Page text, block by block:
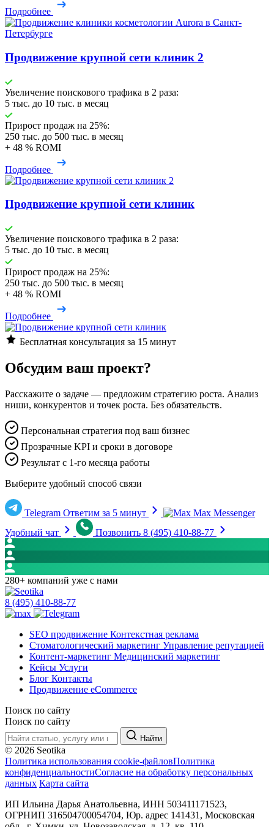
Подробнее
Продвижение крупной сети клиник 2
Увеличение поискового трафика в 2 раза:
5 тыс. до 10 тыс. в месяц
Прирост продаж на 25%:
250 тыс. до 500 тыс. в месяц
+ 48 % ROMI
Подробнее
Продвижение крупной сети клиник
Увеличение поискового трафика в 2 раза:
5 тыс. до 10 тыс. в месяц
Прирост продаж на 25%:
250 тыс. до 500 тыс. в месяц
+ 48 % ROMI
Подробнее
Бесплатная консультация за 15 минут
Обсудим ваш проект?
Расскажите о задаче — предложим стратегию роста. Анализ
ниши, конкурентов и точек роста. Без обязательств.
Персональная стратегия под ваш бизнес
Прозрачные KPI и сроки в договоре
Результат с 1-го месяца работы
Выберите удобный способ связи
Telegram Ответим за 5 минут
Max Messenger
Удобный чат
Позвонить 8 (495) 410-88-77
280+ компаний уже с нами
8 (495) 410-88-77
SEO продвижение Контекстная реклама
Стоматологический маркетинг Управление репутацией
Контент-маркетинг Медицинский маркетинг
Кейсы Услуги
Блог Контакты
Продвижение eCommerce
Поиск по сайту
Поиск по сайту
Найти
© 2026 Seotika
Политика использования cookie-файловПолитика
конфиденциальностиСогласие на обработку персональных
данных Карта сайта
ИП Ильина Дарья Анатольевна, ИНН 503411171523,
ОГРНИП 316504700054704, Юр. адрес 141431, Московская